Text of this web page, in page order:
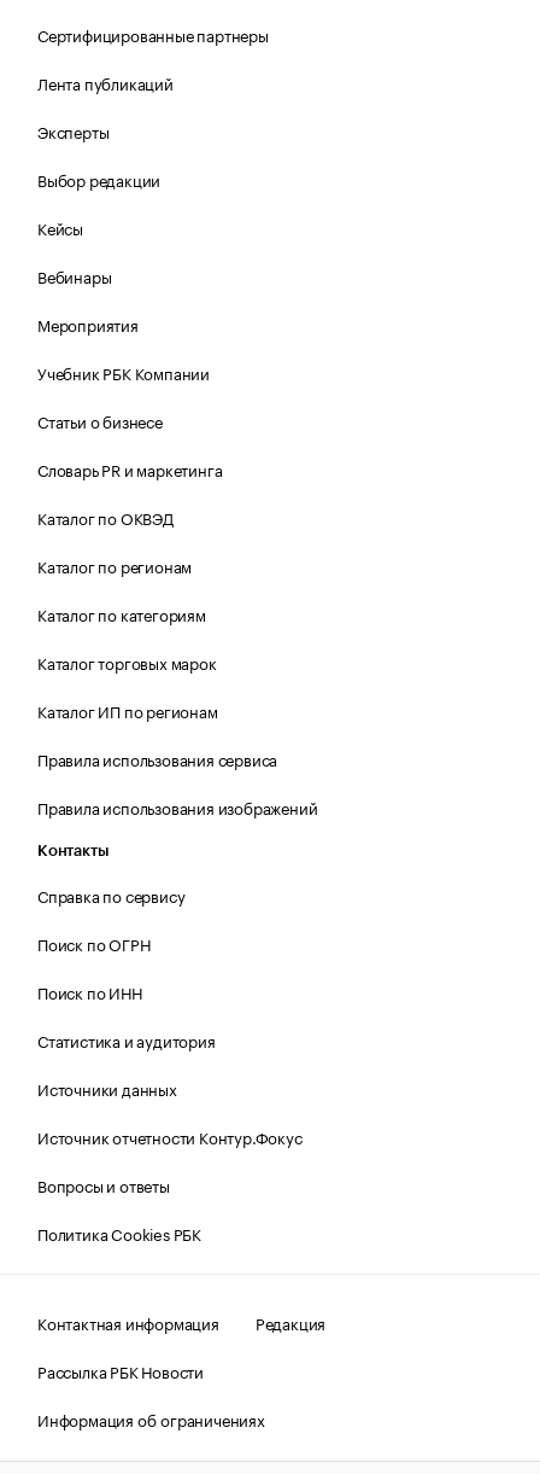
Сертифицированные партнеры
Лента публикаций
Эксперты
Выбор редакции
Кейсы
Вебинары
Мероприятия
Учебник РБК Компании
Статьи о бизнесе
Словарь PR и маркетинга
Каталог по ОКВЭД
Каталог по регионам
Каталог по категориям
Каталог торговых марок
Каталог ИП по регионам
Правила использования сервиса
Правила использования изображений
Контакты
Справка по сервису
Поиск по ОГРН
Поиск по ИНН
Статистика и аудитория
Источники данных
Источник отчетности Контур.Фокус
Вопросы и ответы
Политика Cookies РБК
Контактная информация
Редакция
Рассылка РБК Новости
Информация об ограничениях
Правовая информация
О соблюдении авторских прав